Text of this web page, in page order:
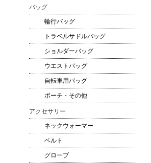
バッグ
輪行バッグ
トラベルサドルバッグ
ショルダーバッグ
ウエストバッグ
自転車用バッグ
ポーチ・その他
アクセサリー
ネックウォーマー
ベルト
グローブ